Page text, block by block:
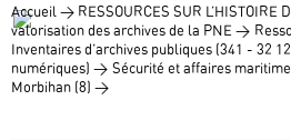
Accueil > RESSOURCES SUR L’HISTOIRE
valorisation des archives de la PNE >
Inventaires d’archives publiques (341 - 32
numériques) > Sécurité et affaires
Morbihan (8) >